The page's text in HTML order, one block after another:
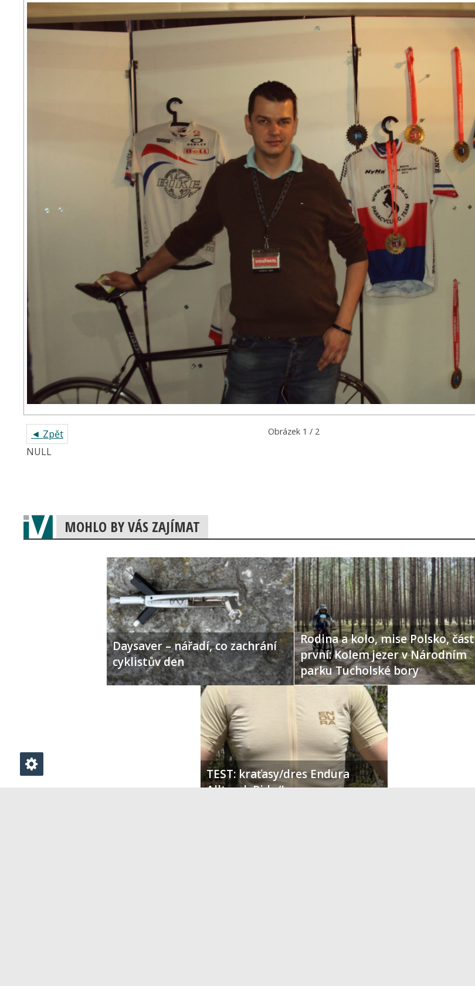
◄ Zpět Obrázek 1 / 2
NULL
MOHLO BY VÁS ZAJÍMAT
Daysaver – nářadí, co zachrání
cyklistův den
Rodina a kolo, mise Polsko, část
první: Kolem jezer v Národním
parku Tucholské bory
TEST: kraťasy/dres Endura
Alltrack Ride/Loop